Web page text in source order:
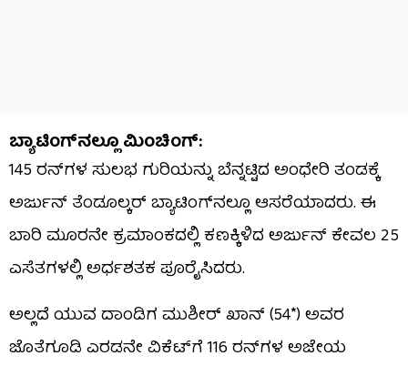
ಬ್ಯಾಟಿಂಗ್​ನಲ್ಲೂ ಮಿಂಚಿಂಗ್:
145 ರನ್‌ಗಳ ಸುಲಭ ಗುರಿಯನ್ನು ಬೆನ್ನಟ್ಟಿದ ಅಂಧೇರಿ ತಂಡಕ್ಕೆ
ಅರ್ಜುನ್ ತೆಂಡೂಲ್ಕರ್ ಬ್ಯಾಟಿಂಗ್‌ನಲ್ಲೂ ಆಸರೆಯಾದರು. ಈ
ಬಾರಿ ಮೂರನೇ ಕ್ರಮಾಂಕದಲ್ಲಿ ಕಣಕ್ಕಿಳಿದ ಅರ್ಜುನ್ ಕೇವಲ 25
ಎಸೆತಗಳಲ್ಲಿ ಅರ್ಧಶತಕ ಪೂರೈಸಿದರು.
ಅಲ್ಲದೆ ಯುವ ದಾಂಡಿಗ ಮುಶೀರ್ ಖಾನ್ (54*) ಅವರ
ಜೊತೆಗೂಡಿ ಎರಡನೇ ವಿಕೆಟ್‌ಗೆ 116 ರನ್‌ಗಳ ಅಜೇಯ